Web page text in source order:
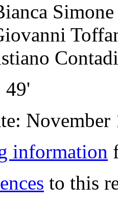
49'
information
to this